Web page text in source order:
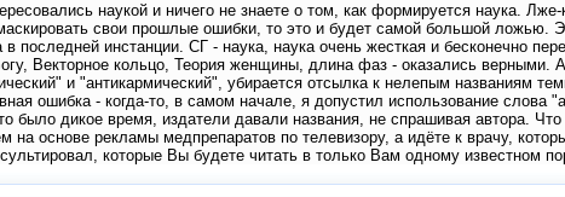
наукой и ничего не знаете о том, как формируется наука.
свои прошлые ошибки, то это и будет самой большой ложью.
последней инстанции. СГ - наука, наука очень жесткая и бесконечно
Векторное кольцо, Теория женщины, длина фаз - оказались верными.
и "антикармический", убирается отсылка к нелепым названиям
ошибка - когда-то, в самом начале, я допустил использование слова
было дикое время, издатели давали названия, не спрашивая автора.
на основе рекламы медпрепаратов по телевизору, а идёте к врачу,
которые Вы будете читать в только Вам одному известном